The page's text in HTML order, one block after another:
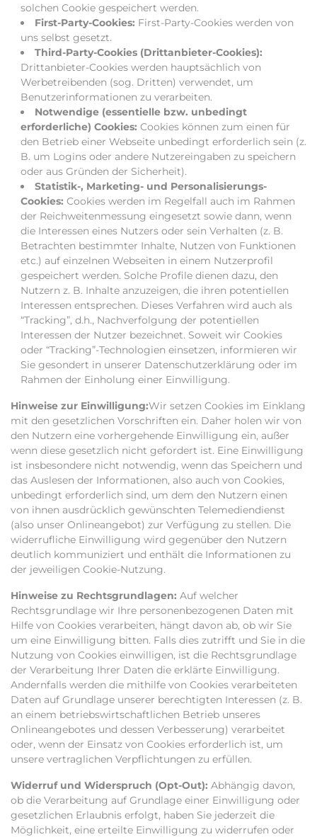
solchen Cookie gespeichert werden.
First-Party-Cookies: First-Party-Cookies werden von
uns selbst gesetzt.
Third-Party-Cookies (Drittanbieter-Cookies):
Drittanbieter-Cookies werden hauptsächlich von
Werbetreibenden (sog. Dritten) verwendet, um
Benutzerinformationen zu verarbeiten.
Notwendige (essentielle bzw. unbedingt
erforderliche) Cookies: Cookies können zum einen für
den Betrieb einer Webseite unbedingt erforderlich sein (z.
B. um Logins oder andere Nutzereingaben zu speichern
oder aus Gründen der Sicherheit).
Statistik-, Marketing- und Personalisierungs-
Cookies: Cookies werden im Regelfall auch im Rahmen
der Reichweitenmessung eingesetzt sowie dann, wenn
die Interessen eines Nutzers oder sein Verhalten (z. B.
Betrachten bestimmter Inhalte, Nutzen von Funktionen
etc.) auf einzelnen Webseiten in einem Nutzerprofil
gespeichert werden. Solche Profile dienen dazu, den
Nutzern z. B. Inhalte anzuzeigen, die ihren potentiellen
Interessen entsprechen. Dieses Verfahren wird auch als
“Tracking”, d.h., Nachverfolgung der potentiellen
Interessen der Nutzer bezeichnet. Soweit wir Cookies
oder “Tracking”-Technologien einsetzen, informieren wir
Sie gesondert in unserer Datenschutzerklärung oder im
Rahmen der Einholung einer Einwilligung.
Hinweise zur Einwilligung:Wir setzen Cookies im Einklang
mit den gesetzlichen Vorschriften ein. Daher holen wir von
den Nutzern eine vorhergehende Einwilligung ein, außer
wenn diese gesetzlich nicht gefordert ist. Eine Einwilligung
ist insbesondere nicht notwendig, wenn das Speichern und
das Auslesen der Informationen, also auch von Cookies,
unbedingt erforderlich sind, um dem den Nutzern einen
von ihnen ausdrücklich gewünschten Telemediendienst
(also unser Onlineangebot) zur Verfügung zu stellen. Die
widerrufliche Einwilligung wird gegenüber den Nutzern
deutlich kommuniziert und enthält die Informationen zu
der jeweiligen Cookie-Nutzung.
Hinweise zu Rechtsgrundlagen: Auf welcher
Rechtsgrundlage wir Ihre personenbezogenen Daten mit
Hilfe von Cookies verarbeiten, hängt davon ab, ob wir Sie
um eine Einwilligung bitten. Falls dies zutrifft und Sie in die
Nutzung von Cookies einwilligen, ist die Rechtsgrundlage
der Verarbeitung Ihrer Daten die erklärte Einwilligung.
Andernfalls werden die mithilfe von Cookies verarbeiteten
Daten auf Grundlage unserer berechtigten Interessen (z. B.
an einem betriebswirtschaftlichen Betrieb unseres
Onlineangebotes und dessen Verbesserung) verarbeitet
oder, wenn der Einsatz von Cookies erforderlich ist, um
unsere vertraglichen Verpflichtungen zu erfüllen.
Widerruf und Widerspruch (Opt-Out): Abhängig davon,
ob die Verarbeitung auf Grundlage einer Einwilligung oder
gesetzlichen Erlaubnis erfolgt, haben Sie jederzeit die
Möglichkeit, eine erteilte Einwilligung zu widerrufen oder